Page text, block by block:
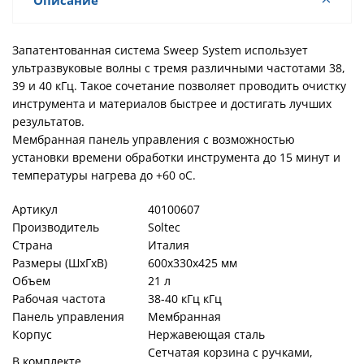
Запатентованная система Sweep System использует
ультразвуковые волны с тремя различными частотами 38,
39 и 40 кГц. Такое сочетание позволяет проводить очистку
инструмента и материалов быстрее и достигать лучших
результатов.
Мембранная панель управления с возможностью
установки времени обработки инструмента до 15 минут и
температуры нагрева до +60 оС.
Артикул
40100607
Производитель
Soltec
Страна
Италия
Размеры (ШхГхВ)
600х330х425 мм
Объем
21 л
Рабочая частота
38-40 кГц кГц
Панель управления
Мембранная
Корпус
Нержавеющая сталь
Сетчатая корзина с ручками,